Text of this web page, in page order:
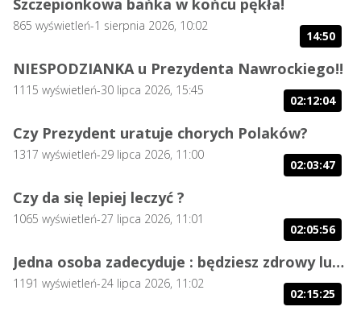
Szczepionkowa bańka w końcu pękła!
865 wyświetleń-1 sierpnia 2026, 10:02
14:50
NIESPODZIANKA u Prezydenta Nawrockiego!!
1115 wyświetleń-30 lipca 2026, 15:45
02:12:04
Czy Prezydent uratuje chorych Polaków?
1317 wyświetleń-29 lipca 2026, 11:00
02:03:47
Czy da się lepiej leczyć ?
1065 wyświetleń-27 lipca 2026, 11:01
02:05:56
Jedna osoba zadecyduje : będziesz zdrowy lub umrzesz.
1191 wyświetleń-24 lipca 2026, 11:02
02:15:25